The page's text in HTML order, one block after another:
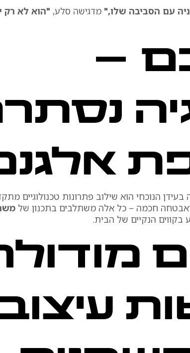
עם הסביבה שלו," מדגישה סלע, "הוא לא רק
–
הנוכחי הוא שילוב פתרונות טכנולוגיים
ואבטחה חכמה – כל אלה משתלבים בתכנון של
בקווים הנקיים של הבית.